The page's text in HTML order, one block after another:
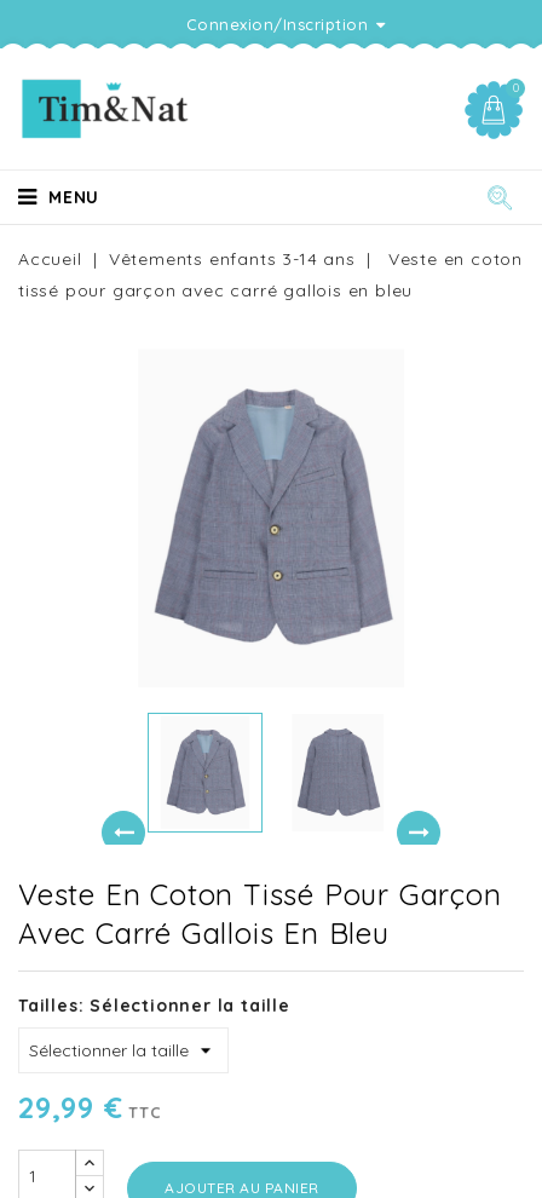
Connexion/Inscription
0
MENU
Accueil Vêtements enfants 3-14 ans
Veste en coton
tissé pour garçon avec carré gallois en bleu
Veste En Coton Tissé Pour Garçon
Avec Carré Gallois En Bleu
Tailles: Sélectionner la taille
29,99 € TTC
AJOUTER AU PANIER